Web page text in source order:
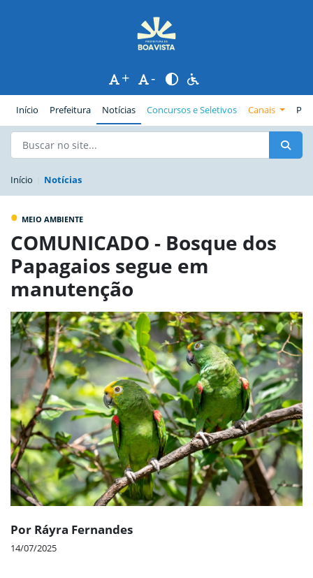
+ -
Início Prefeitura(página atual)
Notícias Concursos e Seletivos Canais
Início Notícias
• MEIO AMBIENTE
COMUNICADO - Bosque dos
Papagaios segue em
manutenção
Por Ráyra Fernandes
14/07/2025